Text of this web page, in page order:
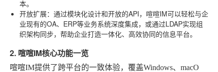
本。
开放扩展：通过模块化设计和开放的API，喧喧IM可以轻松与企
业现有的OA、ERP等业务系统深度集成，或通过LDAP实现组
织架构同步，帮助企业打造一体化、高效协同的信息平台。
2. 喧喧IM核心功能一览
喧喧IM提供了跨平台的一致体验，覆盖Windows、macO